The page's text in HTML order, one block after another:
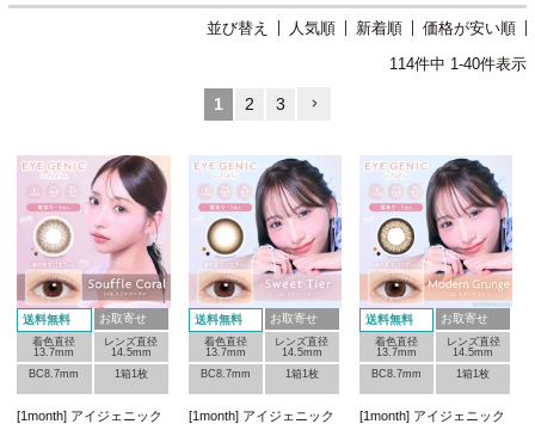
並び替え 人気順 新着順
価格が安い順
114件中 1-40件表示
1 2 3
送料無料 お取寄せ
着色直径
13.7mm
レンズ直径
14.5mm
BC8.7mm
1箱1枚
[1month] アイジェニック
送料無料 お取寄せ
着色直径
13.7mm
レンズ直径
14.5mm
BC8.7mm
1箱1枚
[1month] アイジェニック
送料無料 お取寄せ
着色直径
13.7mm
レンズ直径
14.5mm
BC8.7mm
1箱1枚
[1month] アイジェニック